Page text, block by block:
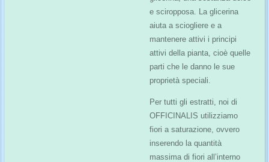
e sciropposa. La glicerina
aiuta a sciogliere e a
mantenere attivi i principi
attivi della pianta, cioè quelle
parti che le danno le sue
proprietà speciali.
Per tutti gli estratti, noi di
OFFICINALIS utilizziamo
fiori a saturazione, ovvero
inserendo la quantità
massima di fiori all’interno